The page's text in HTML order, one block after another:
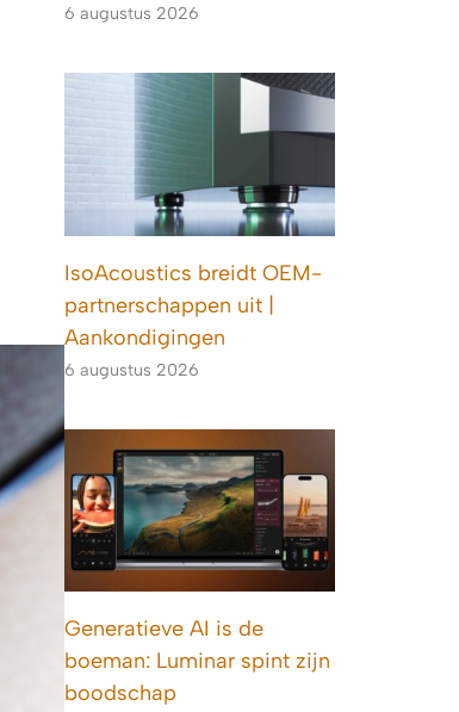
6 augustus 2026
IsoAcoustics breidt OEM-
partnerschappen uit |
Aankondigingen
6 augustus 2026
Generatieve AI is de
boeman: Luminar spint zijn
boodschap